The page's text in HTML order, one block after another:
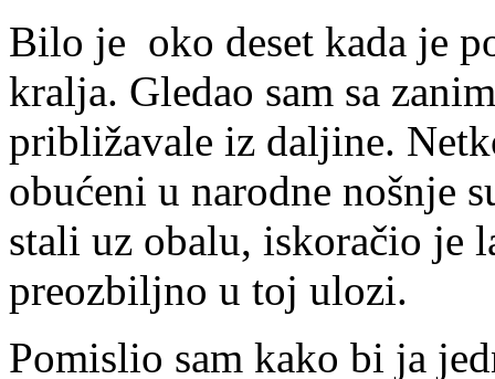
Bilo je oko deset kada je
kralja. Gledao sam sa
približavale iz daljine.
obućeni u narodne nošnje
stali uz obalu, iskoračio je
preozbiljno u toj ulozi.
Pomislio sam kako bi ja